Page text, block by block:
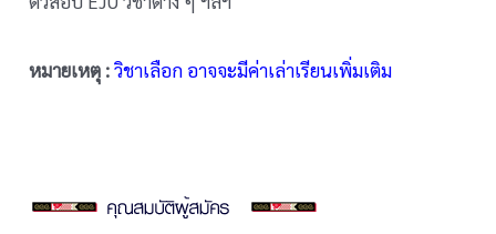
หมายเหตุ :วิชาเลือก อาจจะมีค่าเล่าเรียนเพิ่มเติม